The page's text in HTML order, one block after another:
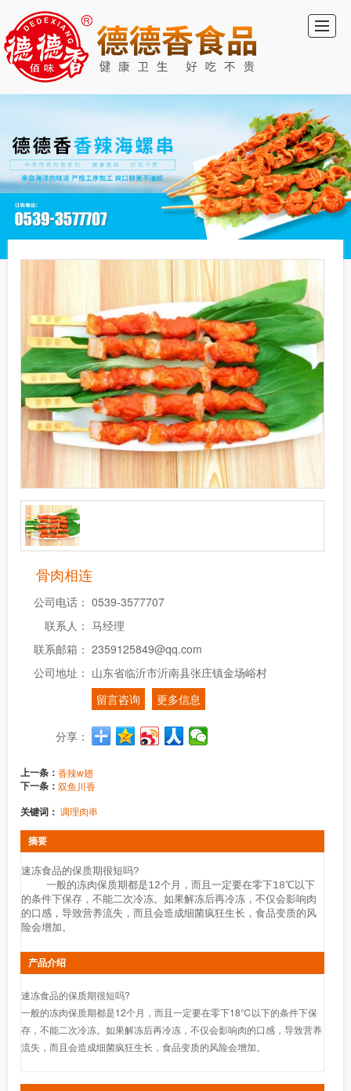
新闻动态 公司介绍 德德香视频 留言反馈 联系我们 LBS
骨肉相连
公司电话： 0539-3577707
联系人： 马经理
联系邮箱： 2359125849@qq.com
公司地址： 山东省临沂市沂南县张庄镇金场峪村
留言咨询
更多信息
分享：
上一条：香辣w翅
下一条：双鱼川香
关键词：调理肉串
摘要
速冻食品的保质期很短吗?
    一般的冻肉保质期都是12个月，而且一定要在零下18℃以下
的条件下保存，不能二次冷冻。如果解冻后再冷冻，不仅会影响肉
的口感，导致营养流失，而且会造成细菌疯狂生长，食品变质的风
险会增加。
产品介绍
速冻食品的保质期很短吗?
一般的冻肉保质期都是12个月，而且一定要在零下18℃以下的条件下保
存，不能二次冷冻。如果解冻后再冷冻，不仅会影响肉的口感，导致营养
流失，而且会造成细菌疯狂生长，食品变质的风险会增加。